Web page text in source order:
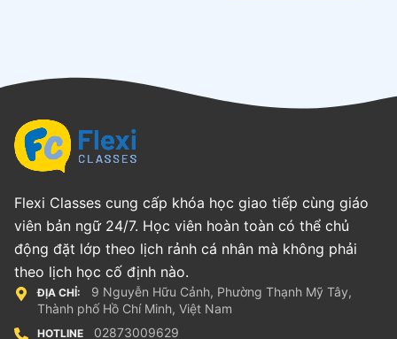
Flexi Classes cung cấp khóa học giao tiếp cùng giáo
viên bản ngữ 24/7. Học viên hoàn toàn có thể chủ
động đặt lớp theo lịch rảnh cá nhân mà không phải
theo lịch học cố định nào.
ĐỊA CHỈ:
9 Nguyễn Hữu Cảnh, Phường Thạnh Mỹ Tây,
Thành phố Hồ Chí Minh, Việt Nam
HOTLINE 02873009629